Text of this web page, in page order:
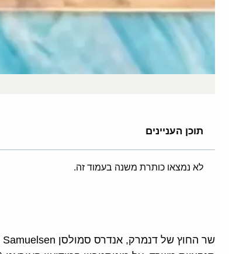
תוכן העניינים
לא נמצאו כותרת משנה בעמוד זה.